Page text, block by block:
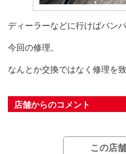
ディーラーなどに行けばバン
今回の修理。
なんとか交換ではなく修理を致
店舗からのコメント
この店